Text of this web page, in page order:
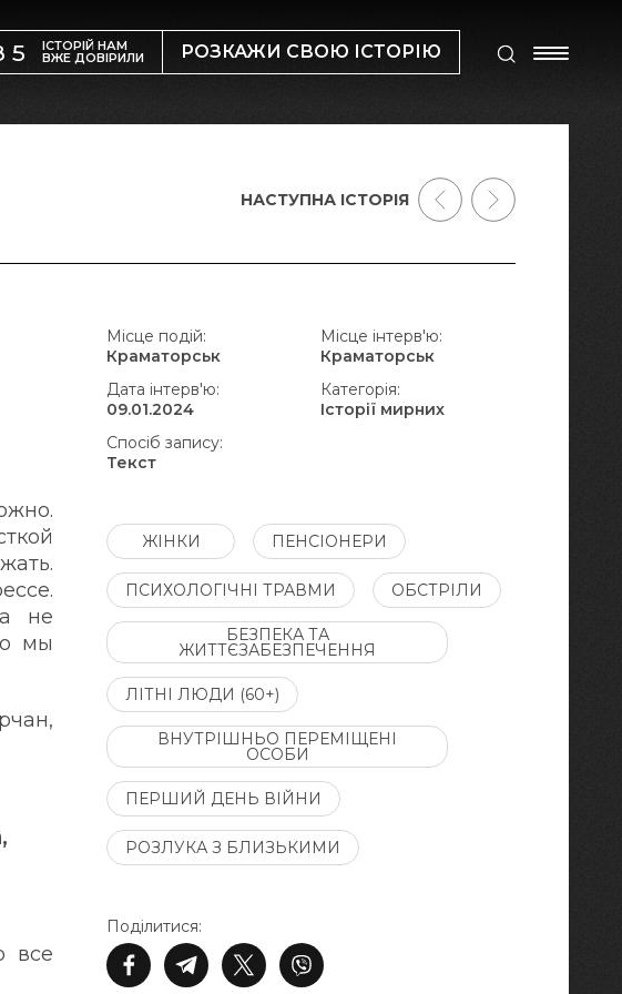
ІСТОРІЙ НАМ
ВЖЕ ДОВІРИЛИ РОЗКАЖИ СВОЮ ІСТОРІЮ
не
мы
все
Поділитися:
Місце подій:
Краматорськ
Місце інтерв'ю:
Краматорськ
Дата інтерв'ю:
09.01.2024
Категорія:
Історії мирних
Спосіб запису:
Текст
ЖІНКИ ПЕНСІОНЕРИ
ПСИХОЛОГІЧНІ ТРАВМИ ОБСТРІЛИ
БЕЗПЕКА ТА
ЖИТТЄЗАБЕЗПЕЧЕННЯ
ЛІТНІ ЛЮДИ (60+)
ВНУТРІШНЬО ПЕРЕМІЩЕНІ
ОСОБИ
ПЕРШИЙ ДЕНЬ ВІЙНИ
РОЗЛУКА З БЛИЗЬКИМИ
НАСТУПНА ІСТОРІЯ